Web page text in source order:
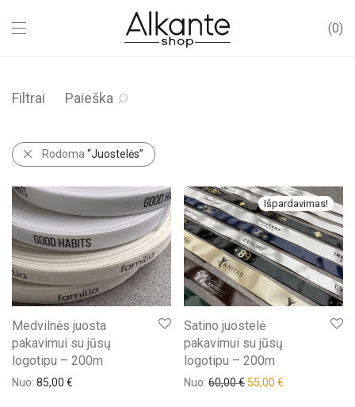
0
Filtrai Paieška
Rodoma “Juostelės”
Medvilnės juosta
pakavimui su jūsų
logotipu – 200m
Nuo: 85,00 €
Išpardavimas!
Satino juostelė
pakavimui su jūsų
logotipu – 200m
Nuo: 60,00€ 55,00 €